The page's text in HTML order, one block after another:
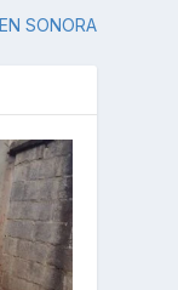
SONORA